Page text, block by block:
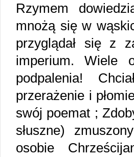
Rzymem
mnożą się w
przyglądał się z
imperium. Wiele
podpalenia!
przerażenie i
swój poemat ;
słuszne)
osobie